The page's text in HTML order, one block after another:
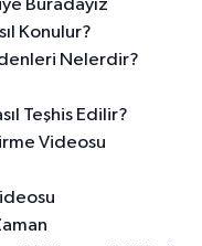
Buradayız
Konulur?
Nelerdir?
Teşhis Edilir?
Videosu